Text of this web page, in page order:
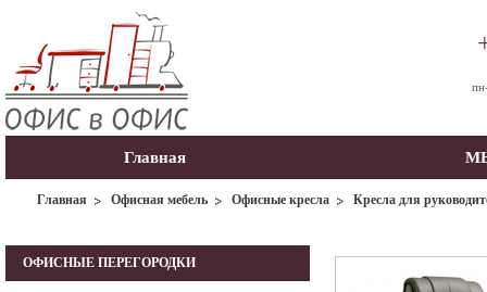
Главная
Главная Офисная мебель Офисные кресла Кресла для
ОФИСНЫЕ ПЕРЕГОРОДКИ